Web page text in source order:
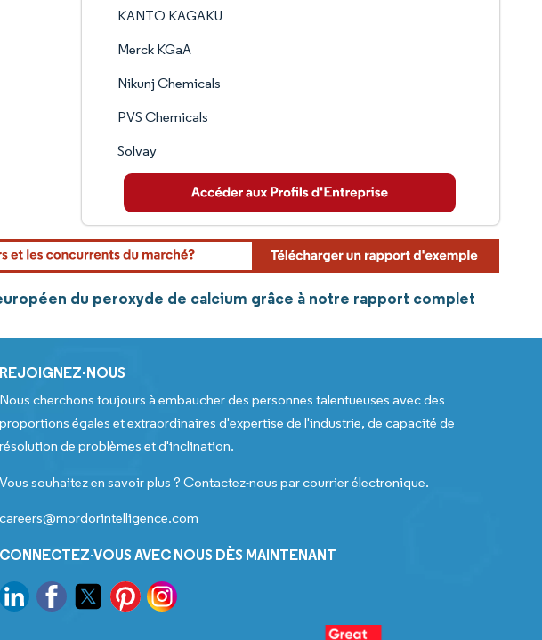
KANTO KAGAKU
Merck KGaA
Nikunj Chemicals
PVS Chemicals
Solvay
du peroxyde de calcium grâce à notre rapport complet
REJOIGNEZ-NOUS
Nous cherchons toujours à embaucher des personnes talentueuses avec des
proportions égales et extraordinaires d'expertise de l'industrie, de capacité de
résolution de problèmes et d'inclination.
Vous souhaitez en savoir plus ? Contactez-nous par courrier électronique.
careers@mordorintelligence.com
CONNECTEZ-VOUS AVEC NOUS DÈS MAINTENANT